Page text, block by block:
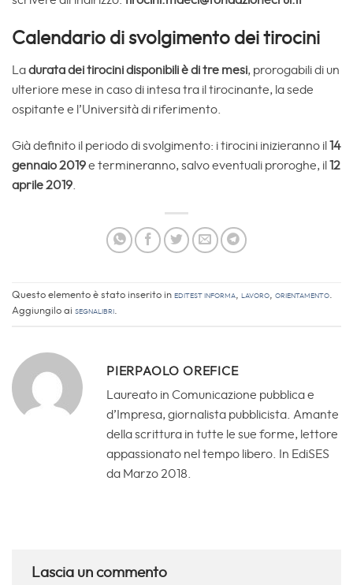
Calendario di svolgimento dei tirocini
Ladurata dei tirocini disponibili è di tre mesi, prorogabili di un
ulteriore mese in caso di intesa tra il tirocinante, la sede
ospitante e l’Università di riferimento.
Già definito il periodo di svolgimento: i tirocini inizieranno il 14
gennaio 2019e termineranno, salvo eventuali proroghe, il 12
aprile 2019
Questo elemento è stato inserito in EdiTEST informa, Lavoro, Orientamento.
Aggiungilo ai segnalibri.
PIERPAOLO OREFICE
Laureato in Comunicazione pubblica e
d’Impresa, giornalista pubblicista. Amante
della scrittura in tutte le sue forme, lettore
appassionato nel tempo libero. In EdiSES
da Marzo 2018.
Lascia un commento